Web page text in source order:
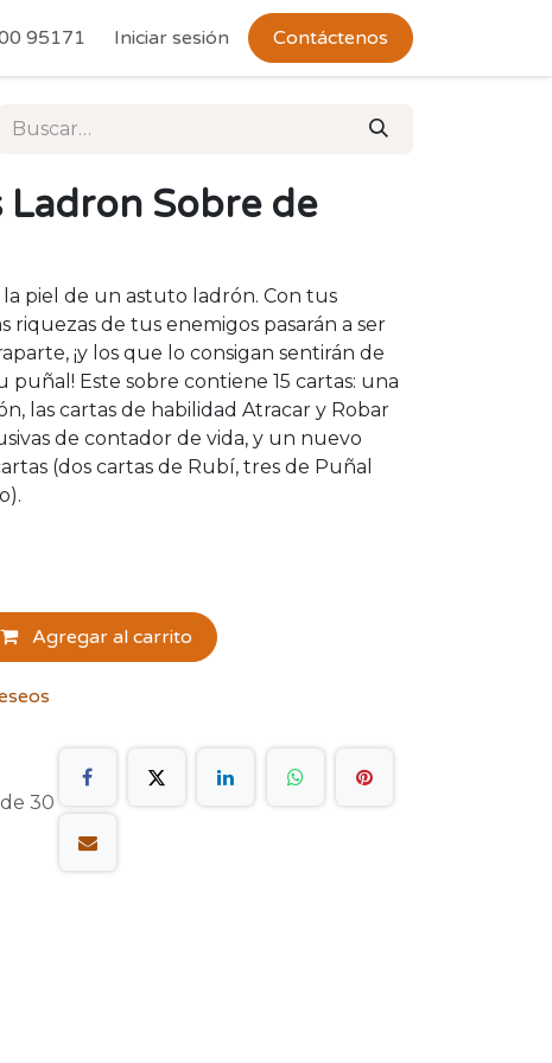
Devoluciones
95171 Iniciar sesión Contáctenos
Ladron Sobre de
piel de un astuto ladrón. Con tus
riquezas de tus enemigos pasarán a ser
¡y los que lo consigan sentirán de
Este sobre contiene 15 cartas: una
las cartas de habilidad Atracar y Robar
de contador de vida, y un nuevo
(dos cartas de Rubí, tres de Puñal
Agregar al carrito
30